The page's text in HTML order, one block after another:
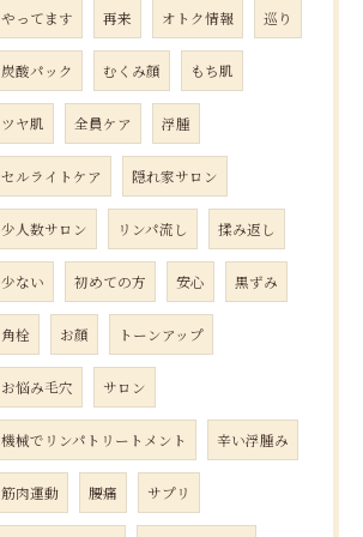
やってます 再来 オトク情報 巡り
炭酸パック むくみ顔 もち肌
ツヤ肌 全員ケア 浮腫
セルライトケア 隠れ家サロン
少人数サロン リンパ流し 揉み返し
少ない 初めての方 安心 黒ずみ
角栓 お顔 トーンアップ
お悩み毛穴 サロン
機械でリンパトリートメント 辛い浮腫み
筋肉運動 腰痛 サプリ